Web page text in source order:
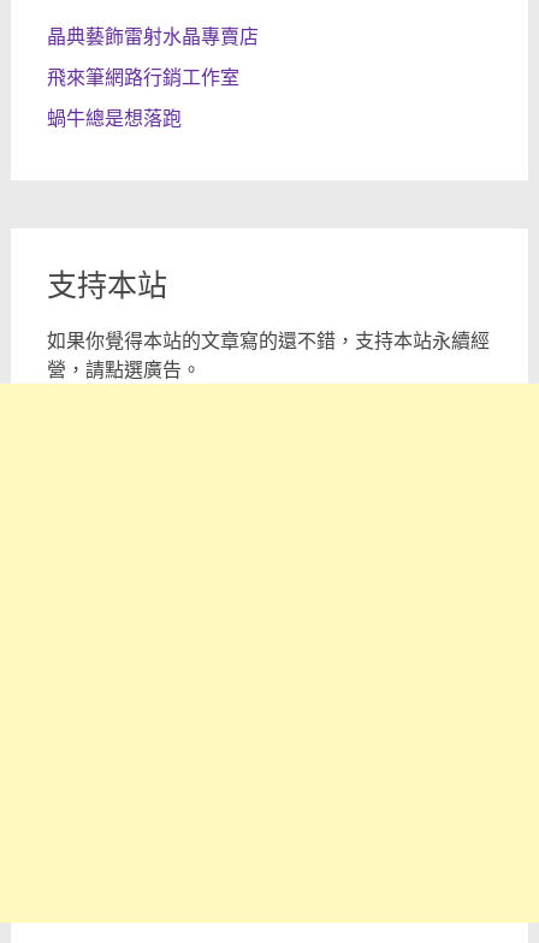
晶典藝飾雷射水晶專賣店
飛來筆網路行銷工作室
蝸牛總是想落跑
支持本站
如果你覺得本站的文章寫的還不錯，支持本站永續經
營，請點選廣告。